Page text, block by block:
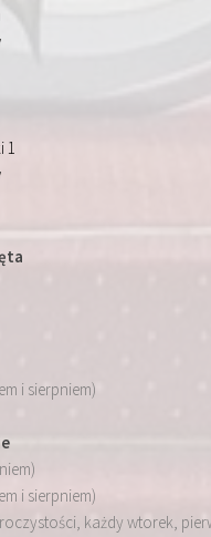
1
i sierpniem)
i sierpniem)
każdy wtorek,